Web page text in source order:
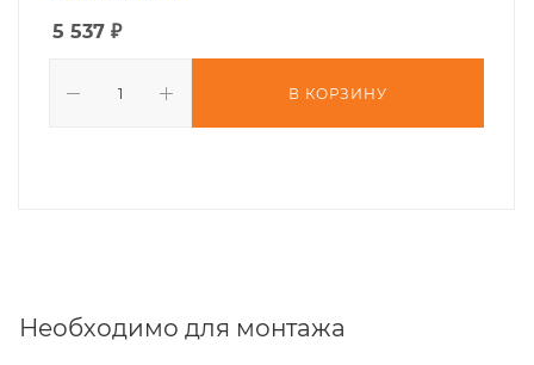
5 537 ₽
В КОРЗИНУ
Необходимо для монтажа